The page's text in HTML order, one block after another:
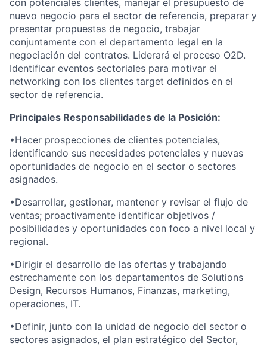
con potenciales clientes, manejar el presupuesto de
nuevo negocio para el sector de referencia, preparar y
presentar propuestas de negocio, trabajar
conjuntamente con el departamento legal en la
negociación del contratos. Liderará el proceso O2D.
Identificar eventos sectoriales para motivar el
networking con los clientes target definidos en el
sector de referencia.
Principales Responsabilidades de la Posición:
•Hacer prospecciones de clientes potenciales,
identificando sus necesidades potenciales y nuevas
oportunidades de negocio en el sector o sectores
asignados.
•Desarrollar, gestionar, mantener y revisar el flujo de
ventas; proactivamente identificar objetivos /
posibilidades y oportunidades con foco a nivel local y
regional.
•Dirigir el desarrollo de las ofertas y trabajando
estrechamente con los departamentos de Solutions
Design, Recursos Humanos, Finanzas, marketing,
operaciones, IT.
•Definir, junto con la unidad de negocio del sector o
sectores asignados, el plan estratégico del Sector,